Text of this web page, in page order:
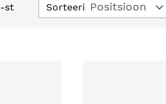
-st Sorteeri